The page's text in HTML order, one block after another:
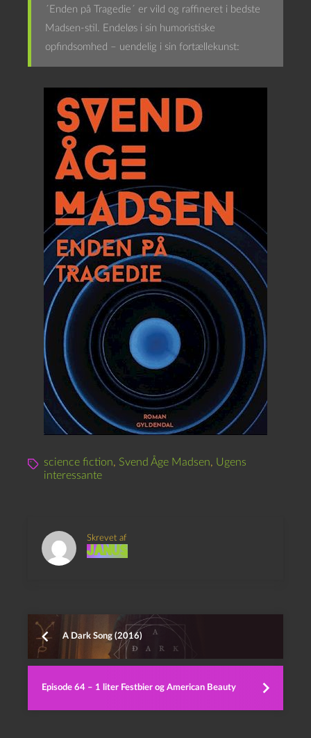
´Enden på Tragedie´ er vild og raffineret i bedste
Madsen-stil. Endeløs i sin humoristiske
opfindsomhed – uendelig i sin fortællekunst:
science fiction, Svend Åge Madsen, Ugens
interessante
Skrevet af
Janus
A Dark Song (2016)
Episode 64 – 1 liter Festbier og American Beauty